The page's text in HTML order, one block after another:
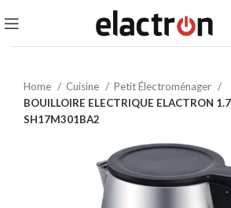
Home Cuisine
Petit Électroménager
BOUILLOIRE ELECTRIQUE ELACTRON
SH17M301BA2